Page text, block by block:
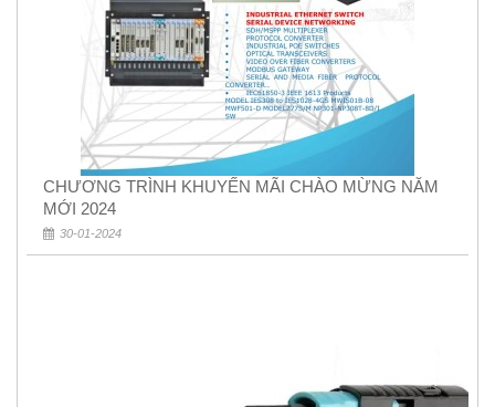
CHƯƠNG TRÌNH KHUYẾN MÃI CHÀO MỪNG NĂM
MỚI 2024
30-01-2024